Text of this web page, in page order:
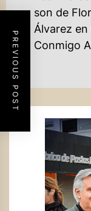
PREVIOUS POST
DE
ENTRADAS
Previous
post:
son de Flor
Álvarez en
Conmigo